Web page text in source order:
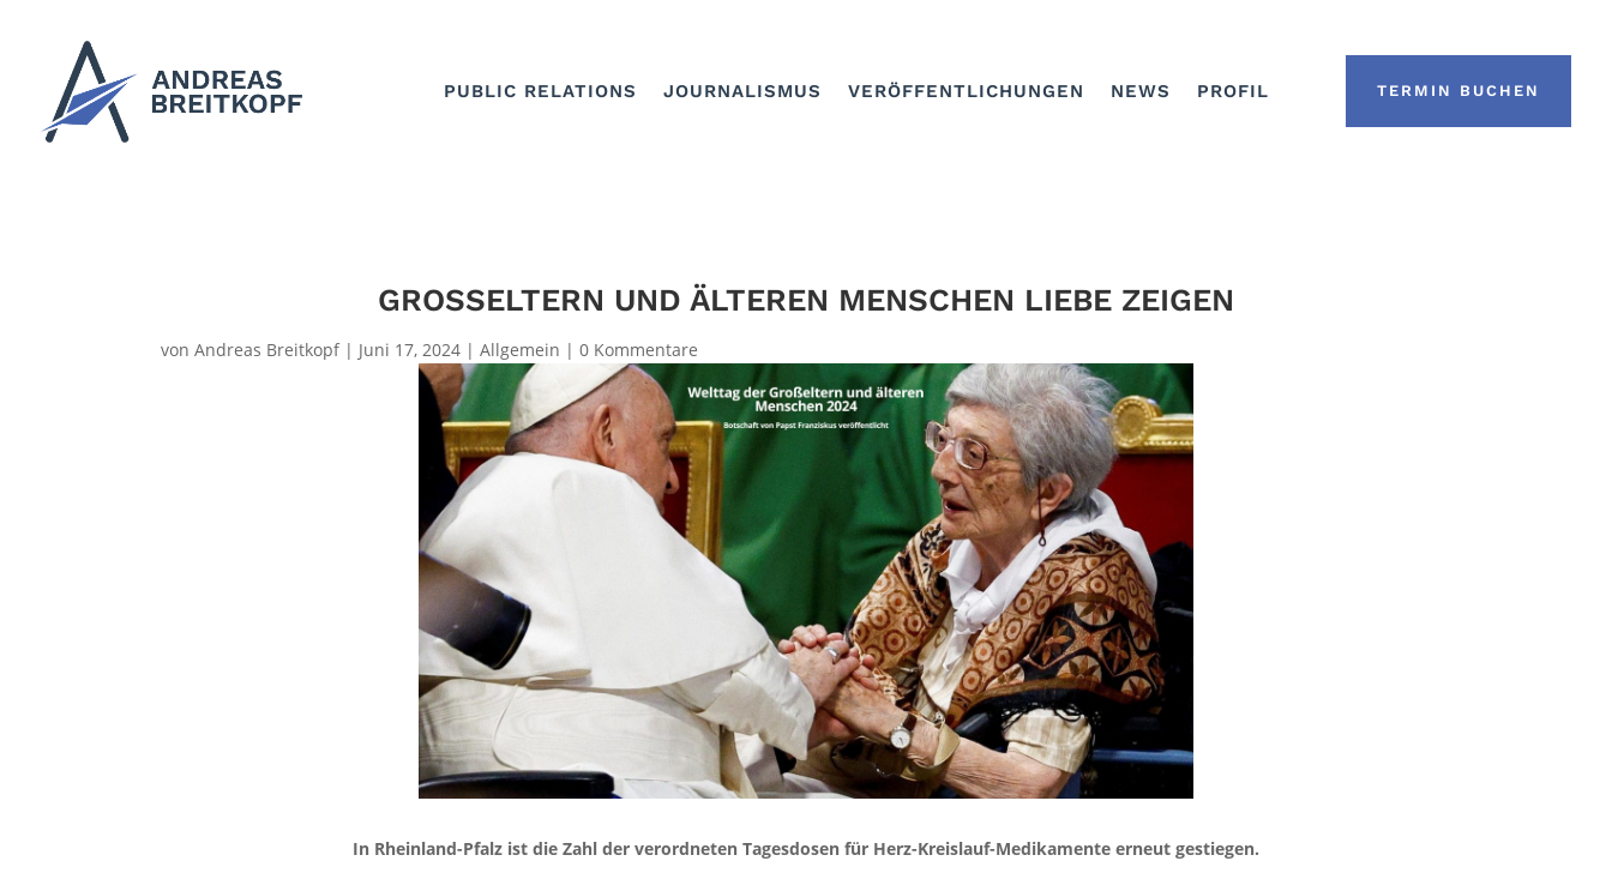
PUBLIC RELATIONS JOURNALISMUS VERÖFFENTLICHUNGEN NEWS PROFIL TERMIN BUCHEN
GROSSELTERN UND ÄLTEREN MENSCHEN LIEBE ZEIGEN
vonAndreas Breitkopf| Juni 17, 2024 |Allgemein |0 Kommentare
In Rheinland-Pfalz ist die Zahl der verordneten Tagesdosen für Herz-Kreislauf-Medikamente erneut gestiegen.